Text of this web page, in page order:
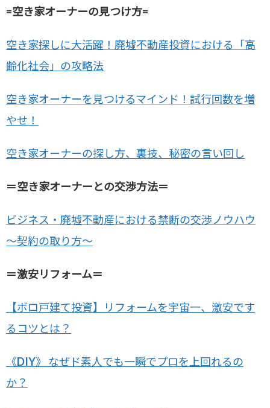
=空き家オーナーの見つけ方=
空き家探しに大活躍！廃墟不動産投資における「高
齢化社会」の攻略法
空き家オーナーを見つけるマインド！試行回数を増
やせ！
空き家オーナーの探し方、裏技、秘密の言い回し
＝空き家オーナーとの交渉方法＝
ビジネス・廃墟不動産における禁断の交渉ノウハウ
～契約の取り方～
＝激安リフォーム＝
【ボロ戸建て投資】リフォームを宇宙一、激安です
るコツとは？
《DIY》 なぜド素人でも一瞬でプロを上回れるの
か？